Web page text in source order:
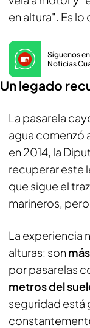
en altura". Es
Síguenos
Noticias
Un legado
La pasarela
agua comenzó
en 2014, la
recuperar este
que sigue el
marineros,
La experiencia
alturas: son
por pasarelas
metros del
seguridad está